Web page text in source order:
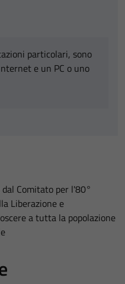
particolari, sono
e un PC o uno
dal Comitato per l'80°
Liberazione e
a tutta la popolazione